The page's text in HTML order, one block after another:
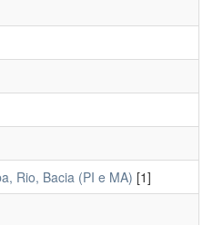
Rio, Bacia (PI e MA) [1]